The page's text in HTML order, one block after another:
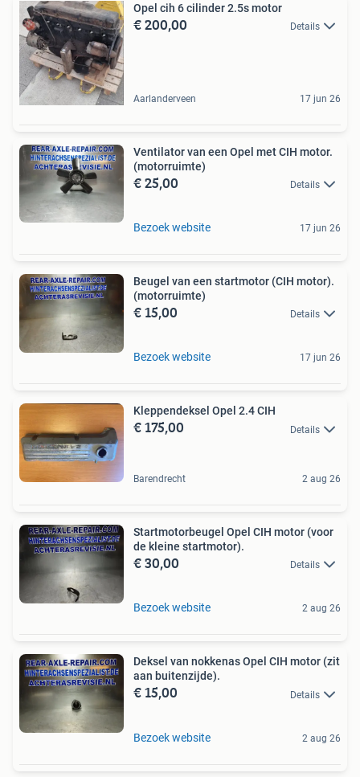
Opel cih 6 cilinder 2.5s motor
€ 200,00 Details
Aarlanderveen 17 jun 26
Ventilator van een Opel met CIH motor.
(motorruimte)
€ 25,00 Details
Bezoek website 17 jun 26
Beugel van een startmotor (CIH motor).
(motorruimte)
€ 15,00 Details
Bezoek website 17 jun 26
Kleppendeksel Opel 2.4 CIH
€ 175,00 Details
Barendrecht 2 aug 26
Startmotorbeugel Opel CIH motor (voor
de kleine startmotor).
€ 30,00 Details
Bezoek website 2 aug 26
Deksel van nokkenas Opel CIH motor (zit
aan buitenzijde).
€ 15,00 Details
Bezoek website 2 aug 26